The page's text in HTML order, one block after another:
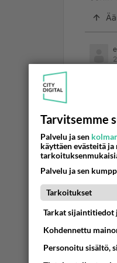
Lue
(tai
Mistä
Tarvitsemme
Palvelu ja sen
käyttäen evästeitä
Palvelu ja sen
Tarkoitukset
Tarkat sijaintitiedot
Kohdennettu
Personoitu sisältö,